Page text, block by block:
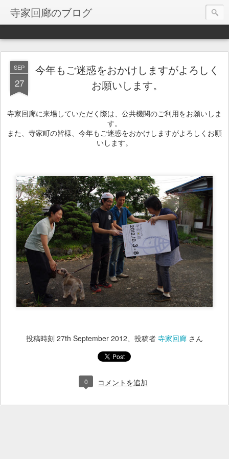
寺家回廊のブログ
SEP
27
今年もご迷惑をおかけしますがよろしく
お願いします。
寺家回廊に来場していただく際は、公共機関のご利用をお願いしま
す。
また、寺家町の皆様、今年もご迷惑をおかけしますがよろしくお願
いします。
投稿時刻 27th September 2012、投稿者 寺家回廊 さん
0 コメントを追加